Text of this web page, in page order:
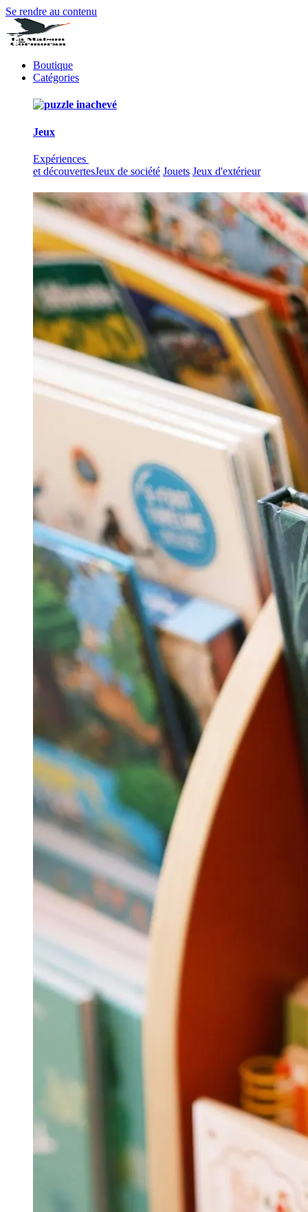
Se rendre au contenu
Boutique
Catégories
Jeux
Expériences
et découvertesJeux de société Jouets Jeux d'extérieur